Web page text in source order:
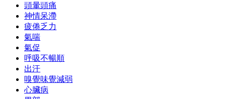
頭暈頭痛
神情呆滯
疲倦乏力
氣喘
氣促
呼吸不暢順
出汗
嗅覺味覺減弱
心臟病